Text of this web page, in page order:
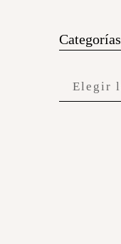
Categorías